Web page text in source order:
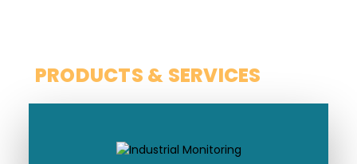
PRODUCTS & SERVICES